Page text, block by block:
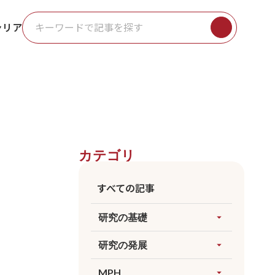
リア
カテゴリ
すべての記事
研究の基礎 arrow_drop_up
すべてを見る
研究の発展 arrow_drop_up
すべてを見る
MPH arrow_drop_up